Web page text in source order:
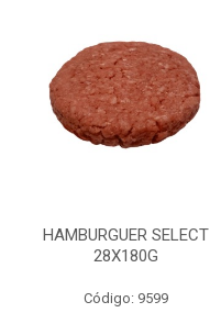
HAMBURGUER SELECT
28X180G
Código: 9599